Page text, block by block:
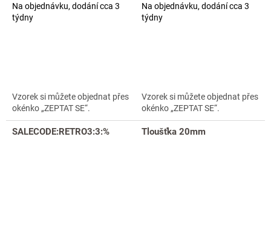
Průměrné
hodnocení
hvězdiček.
Na objednávku, dodání cca 3
týdny
Vzorek si můžete objednat přes
okénko „ZEPTAT SE“.
Průměrné
hodnocení
hvězdiček.
Na objednávku, dodání cca 3
týdny
Vzorek si můžete objednat přes
okénko „ZEPTAT SE“.
SALECODE:RETRO3:3:% Tloušťka 20mm